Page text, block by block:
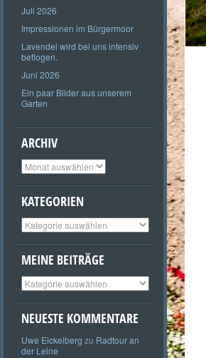
Juli 2026
Impressionen im Bürgermoor
Lavendel wird bei uns intensiv
beflogen.
Juni 2026
Ein paar Bilder aus unserem
Garten
ARCHIV
Archiv
KATEGORIEN
Kategorien
MEINE BEITRÄGE
Meine
Beiträge
NEUESTE KOMMENTARE
Uwe Eickelberg zu Radtour an
der Leine